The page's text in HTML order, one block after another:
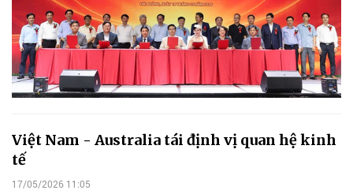
Việt Nam - Australia tái định vị quan hệ kinh
tế
17/05/2026 11:05